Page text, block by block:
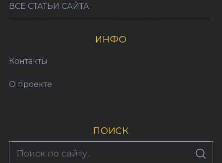
ВСЕ СТАТЬИ САЙТА
ИНФО
Контакты
О проекте
ПОИСК
S
По авторам